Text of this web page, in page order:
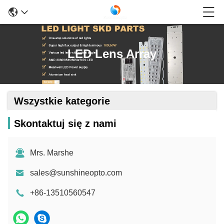
LED Lens Array
Wszystkie kategorie
Skontaktuj się z nami
Mrs. Marshe
sales@sunshineopto.com
+86-13510560547